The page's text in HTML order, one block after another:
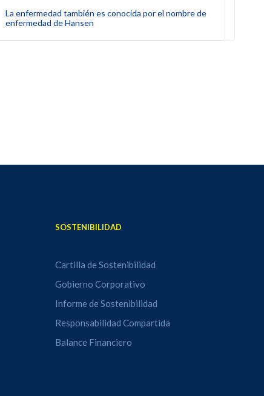
La enfermedad también es conocida por el nombre de
enfermedad de Hansen
SOSTENIBILIDAD
Cartilla de Sostenibilidad
Gobierno Corporativo
Informe de Sostenibilidad
Responsabilidad Compartida
Balance Financiero